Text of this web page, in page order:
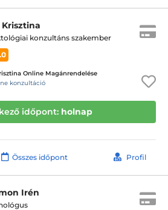
Krisztina
konzultáns szakember
Online Magánrendelése
konzultáció
időpont: holnap
Összes időpont Profil
Irén